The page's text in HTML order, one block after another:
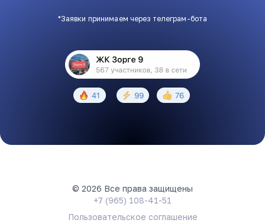
*Заявки принимаем через телеграм-бота
© 2026 Все права защищены
+7 (965) 108-41-51
Пользовательское соглашение